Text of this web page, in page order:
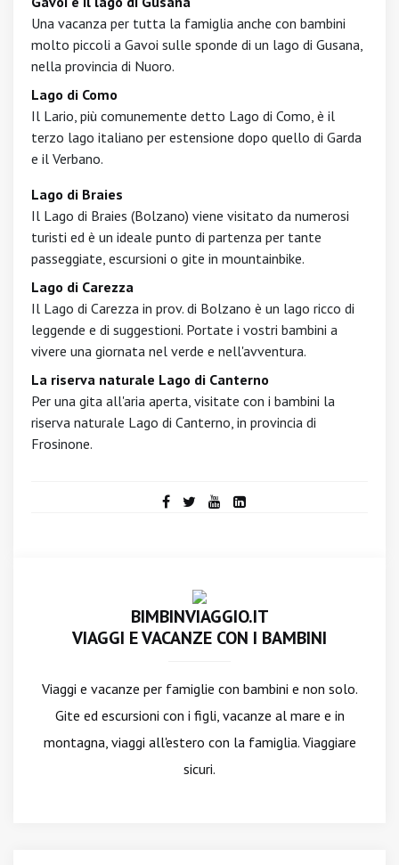
Una vacanza per tutta la famiglia anche con bambini
molto piccoli a Gavoi sulle sponde di un lago di Gusana,
nella provincia di Nuoro.
Lago di Como
Il Lario, più comunemente detto Lago di Como, è il
terzo lago italiano per estensione dopo quello di Garda
e il Verbano.
Lago di Braies
Il Lago di Braies (Bolzano) viene visitato da numerosi
turisti ed è un ideale punto di partenza per tante
passeggiate, escursioni o gite in mountainbike.
Lago di Carezza
Il Lago di Carezza in prov. di Bolzano è un lago ricco di
leggende e di suggestioni. Portate i vostri bambini a
vivere una giornata nel verde e nell'avventura.
La riserva naturale Lago di Canterno
Per una gita all'aria aperta, visitate con i bambini la
riserva naturale Lago di Canterno, in provincia di
Frosinone.
BIMBINVIAGGIO.IT
VIAGGI E VACANZE CON I BAMBINI
Viaggi e vacanze per famiglie con bambini e non solo.
Gite ed escursioni con i figli, vacanze al mare e in
montagna, viaggi all'estero con la famiglia. Viaggiare
sicuri.